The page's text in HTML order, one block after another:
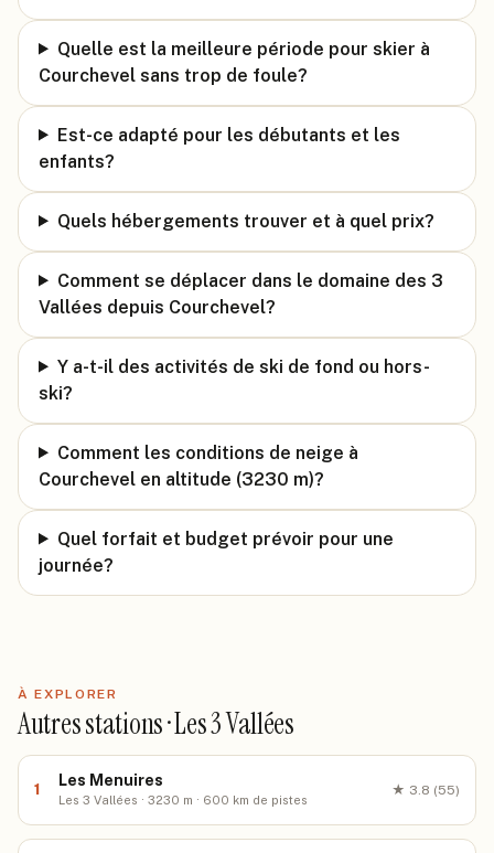
Quelle est la meilleure période pour skier à
Courchevel sans trop de foule?
Est-ce adapté pour les débutants et les
enfants?
Quels hébergements trouver et à quel prix?
Comment se déplacer dans le domaine des 3
Vallées depuis Courchevel?
Y a-t-il des activités de ski de fond ou hors-
ski?
Comment les conditions de neige à
Courchevel en altitude (3230 m)?
Quel forfait et budget prévoir pour une
journée?
À EXPLORER
Autres stations · Les 3 Vallées
1
Les Menuires
Les 3 Vallées · 3230 m · 600 km de pistes
★ 3.8 (55)